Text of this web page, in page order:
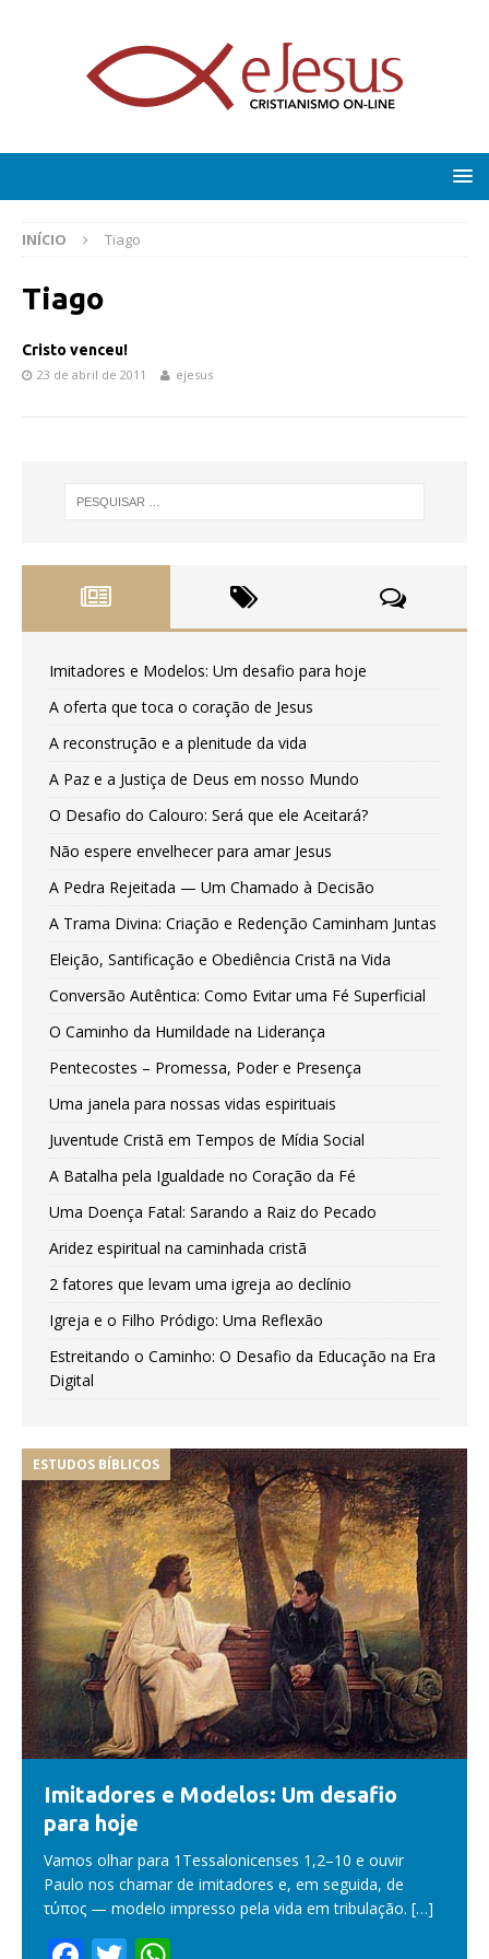
INÍCIO Tiago
Tiago
Cristo venceu!
23 de abril de 2011 ejesus
Imitadores e Modelos: Um desafio para hoje
A oferta que toca o coração de Jesus
A reconstrução e a plenitude da vida
A Paz e a Justiça de Deus em nosso Mundo
O Desafio do Calouro: Será que ele Aceitará?
Não espere envelhecer para amar Jesus
A Pedra Rejeitada — Um Chamado à Decisão
A Trama Divina: Criação e Redenção Caminham Juntas
Eleição, Santificação e Obediência Cristã na Vida
Conversão Autêntica: Como Evitar uma Fé Superficial
O Caminho da Humildade na Liderança
Pentecostes – Promessa, Poder e Presença
Uma janela para nossas vidas espirituais
Juventude Cristã em Tempos de Mídia Social
A Batalha pela Igualdade no Coração da Fé
Uma Doença Fatal: Sarando a Raiz do Pecado
Aridez espiritual na caminhada cristã
2 fatores que levam uma igreja ao declínio
Igreja e o Filho Pródigo: Uma Reflexão
Estreitando o Caminho: O Desafio da Educação na Era
Digital
ESTUDOS BÍBLICOS
Imitadores e Modelos: Um desafio
para hoje
Vamos olhar para 1Tessalonicenses 1,2–10 e ouvir
Paulo nos chamar de imitadores e, em seguida, de
τύπος — modelo impresso pela vida em tribulação. […]